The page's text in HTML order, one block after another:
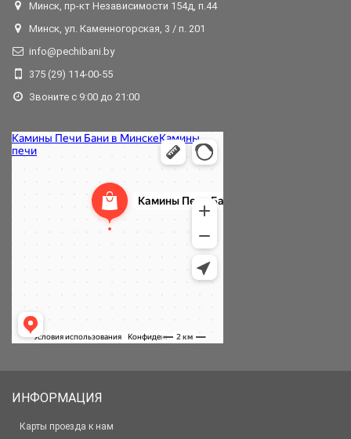
Минск, пр-кт Независимости 154д, п.44
Минск, ул. Каменногорская, 3 / п. 201
info@pechibani.by
375 (29) 114-00-55
Звоните с 9:00 до 21:00
ИНФОРМАЦИЯ
Карты проезда к нам